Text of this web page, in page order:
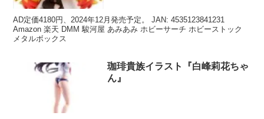
AD定価4180円、2024年12月発売予定。 JAN: 4535123841231
Amazon 楽天 DMM 駿河屋 あみあみ ホビーサーチ ホビーストック
メタルボックス
珈琲貴族イラスト『白峰莉花ちゃ
ん』